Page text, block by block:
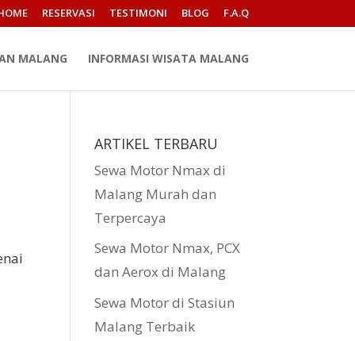
RESERVASI TESTIMONI BLOG F.A.Q
MALANG INFORMASI WISATA MALANG
ARTIKEL TERBARU
Sewa Motor Nmax di
Malang Murah dan
Terpercaya
Sewa Motor Nmax, PCX
dan Aerox di Malang
Sewa Motor di Stasiun
Malang Terbaik